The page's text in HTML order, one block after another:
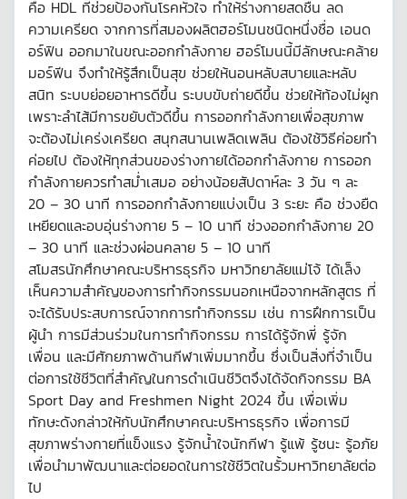
คือ HDL ที่ช่วยป้องกันโรคหัวใจ ทำให้ร่างกายสดชื่น ลด
ความเครียด จากการที่สมองผลิตฮอร์โมนชนิดหนึ่งชื่อ เอนด
อร์ฟิน ออกมาในขณะออกกำลังกาย ฮอร์โมนนี้มีลักษณะคล้าย
มอร์ฟีน จึงทำให้รู้สึกเป็นสุข ช่วยให้นอนหลับสบายและหลับ
สนิท ระบบย่อยอาหารดีขึ้น ระบบขับถ่ายดีขึ้น ช่วยให้ท้องไม่ผูก
เพราะลำไส้มีการขยับตัวดีขึ้น การออกกำลังกายเพื่อสุขภาพ
จะต้องไม่เคร่งเครียด สนุกสนานเพลิดเพลิน ต้องใช้วิธีค่อยทำ
ค่อยไป ต้องให้ทุกส่วนของร่างกายได้ออกกำลังกาย การออก
กำลังกายควรทำสม่ำเสมอ อย่างน้อยสัปดาห์ละ 3 วัน ๆ ละ
20 – 30 นาที การออกกำลังกายแบ่งเป็น 3 ระยะ คือ ช่วงยืด
เหยียดและอบอุ่นร่างกาย 5 – 10 นาที ช่วงออกกำลังกาย 20
– 30 นาที และช่วงผ่อนคลาย 5 – 10 นาที
สโมสรนักศึกษาคณะบริหารธุรกิจ มหาวิทยาลัยแม่โจ้ ได้เล็ง
เห็นความสำคัญของการทำกิจกรรมนอกเหนือจากหลักสูตร ที่
จะได้รับประสบการณ์จากการทำกิจกรรม เช่น การฝึกการเป็น
ผู้นำ การมีส่วนร่วมในการทำกิจกรรม การได้รู้จักพี่ รู้จัก
เพื่อน และมีศักยภาพด้านกีฬาเพิ่มมากขึ้น ซึ่งเป็นสิ่งที่จำเป็น
ต่อการใช้ชีวิตที่สำคัญในการดำเนินชีวิตจึงได้จัดกิจกรรม BA
Sport Day and Freshmen Night 2024 ขึ้น เพื่อเพิ่ม
ทักษะดังกล่าวให้กับนักศึกษาคณะบริหารธุรกิจ เพื่อการมี
สุขภาพร่างกายที่แข็งแรง รู้จักน้ำใจนักกีฬา รู้แพ้ รู้ชนะ รู้อภัย
เพื่อนำมาพัฒนาและต่อยอดในการใช้ชีวิตในรั้วมหาวิทยาลัยต่อ
ไป